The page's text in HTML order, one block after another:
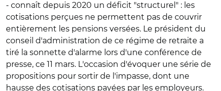
- connaît depuis 2020 un déficit "structurel" : les
cotisations perçues ne permettent pas de couvrir
entièrement les pensions versées. Le président du
conseil d'administration de ce régime de retraite a
tiré la sonnette d'alarme lors d'une conférence de
presse, ce 11 mars. L'occasion d'évoquer une série de
propositions pour sortir de l'impasse, dont une
hausse des cotisations payées par les employeurs.